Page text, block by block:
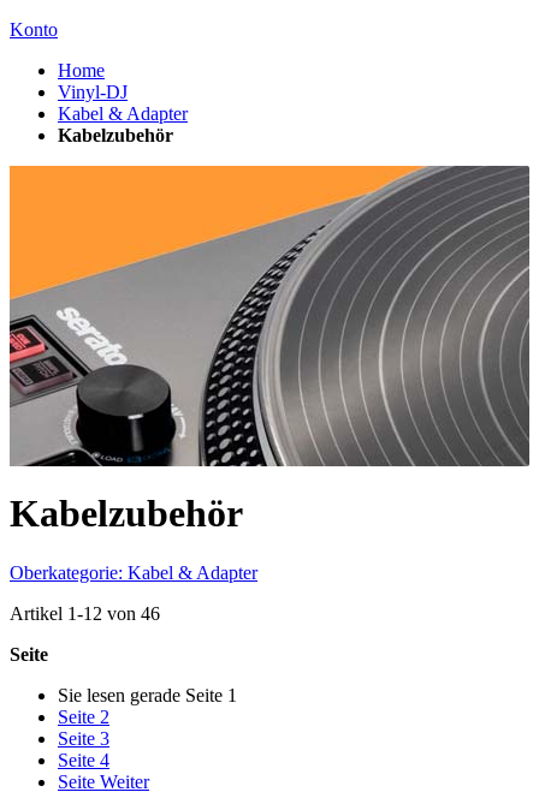
Konto
Home
Vinyl-DJ
Kabel & Adapter
Kabelzubehör
Kabelzubehör
Oberkategorie: Kabel & Adapter
Artikel 1-12 von 46
Seite
Sie lesen gerade Seite 1
Seite 2
Seite 3
Seite 4
Seite Weiter